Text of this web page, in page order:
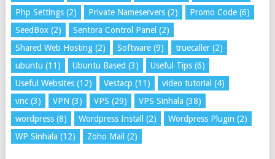
Php Settings(2) Private Nameservers(2) Promo Code(6)
SeedBox(2) Sentora Control Panel (2)
Shared Web Hosting(2) Software(9) truecaller(2)
ubuntu (11) Ubuntu Based (3) Useful Tips(6)
Useful Websites(12) Vestacp (11) video tutorial (4)
vnc(3) VPN (3) VPS (29) VPS Sinhala (38)
wordpress(8) Wordpress Install (2) Wordpress Plugin (2)
WP Sinhala (12) Zoho Mail (2)